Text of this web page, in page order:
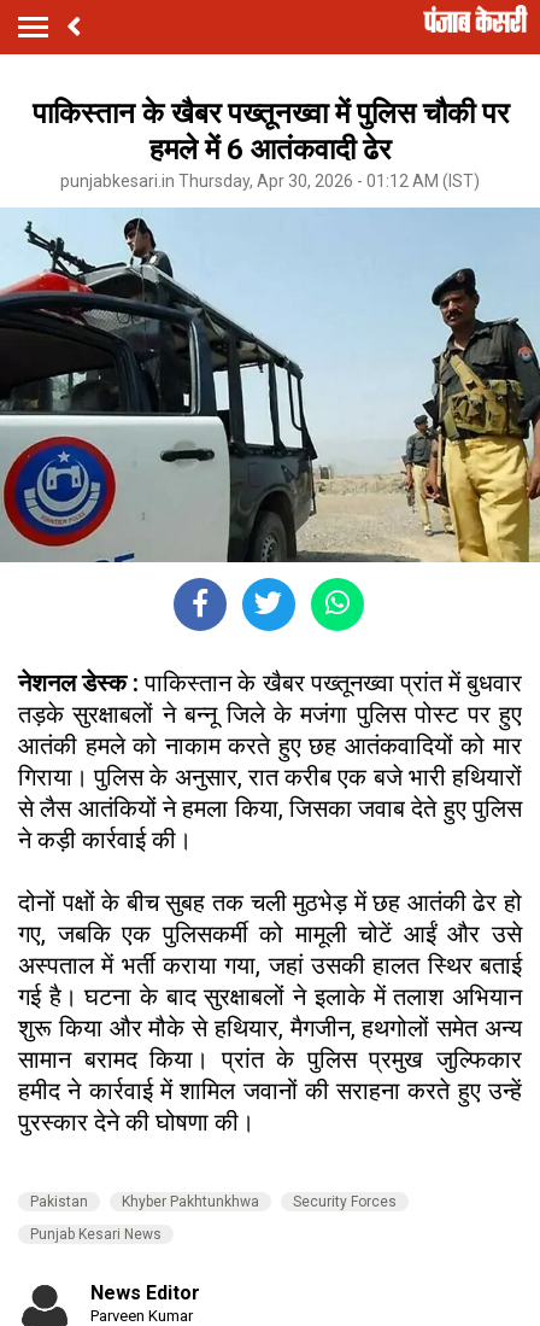
पाकिस्तान के खैबर पख्तूनख्वा में पुलिस चौकी पर
हमले में 6 आतंकवादी ढेर
punjabkesari.in Thursday, Apr 30, 2026 - 01:12 AM (IST)
नेशनल डेस्क : पाकिस्तान के खैबर पख्तूनख्वा प्रांत में बुधवार
तड़के सुरक्षाबलों ने बन्नू जिले के मजंगा पुलिस पोस्ट पर हुए
आतंकी हमले को नाकाम करते हुए छह आतंकवादियों को मार
गिराया। पुलिस के अनुसार, रात करीब एक बजे भारी हथियारों
से लैस आतंकियों ने हमला किया, जिसका जवाब देते हुए पुलिस
ने कड़ी कार्रवाई की।
दोनों पक्षों के बीच सुबह तक चली मुठभेड़ में छह आतंकी ढेर हो
गए, जबकि एक पुलिसकर्मी को मामूली चोटें आईं और उसे
अस्पताल में भर्ती कराया गया, जहां उसकी हालत स्थिर बताई
गई है। घटना के बाद सुरक्षाबलों ने इलाके में तलाश अभियान
शुरू किया और मौके से हथियार, मैगजीन, हथगोलों समेत अन्य
सामान बरामद किया। प्रांत के पुलिस प्रमुख जुल्फिकार
हमीद ने कार्रवाई में शामिल जवानों की सराहना करते हुए उन्हें
पुरस्कार देने की घोषणा की।
Pakistan Khyber Pakhtunkhwa
Security Forces
Punjab Kesari News
News Editor
Parveen Kumar